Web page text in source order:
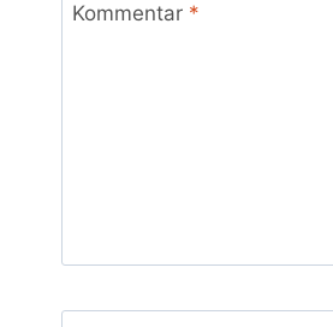
Kommentar *